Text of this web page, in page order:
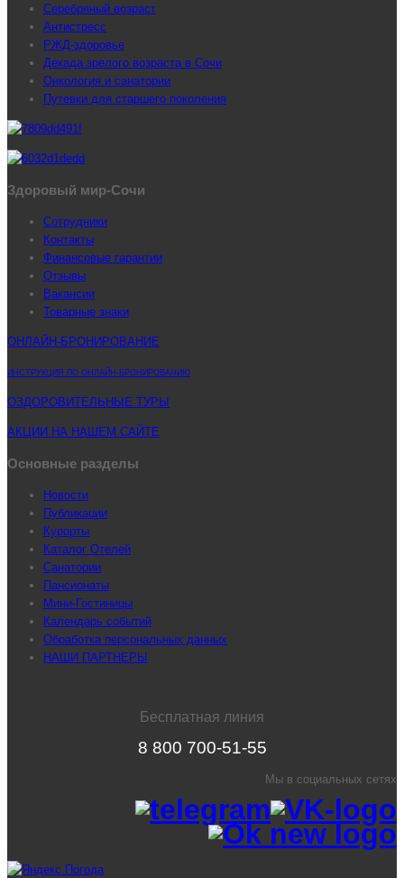
Серебряный возраст
Антистресс
РЖД-здоровье
Декада зрелого возраста в Сочи
Онкология и санатории
Путевки для старшего поколения
Здоровый мир-Сочи
Сотрудники
Контакты
Финансовые гарантии
Отзывы
Вакансии
Товарные знаки
ОНЛАЙН-БРОНИРОВАНИЕ
ИНСТРУКЦИЯ ПО ОНЛАЙН-БРОНИРОВАНИЮ
ОЗДОРОВИТЕЛЬНЫЕ ТУРЫ
АКЦИИ НА НАШЕМ САЙТЕ
Основные разделы
Новости
Публикации
Курорты
Каталог Отелей
Санатории
Пансионаты
Мини-Гостиницы
Календарь событий
Обработка персональных данных
НАШИ ПАРТНЕРЫ
Бесплатная линия
8 800 700-51-55
Мы в социальных сетях